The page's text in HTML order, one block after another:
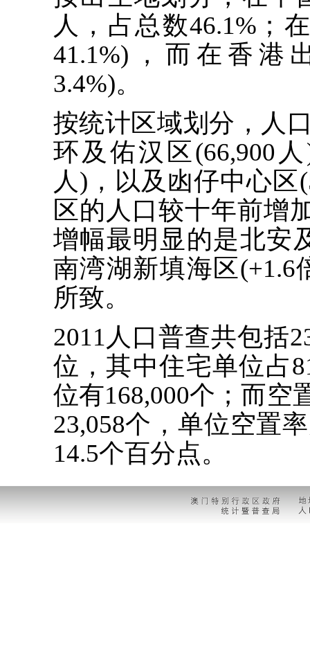
人，占总数46.1%；
41.1%)，而在香港
3.4%)。
按统计区域划分，人
环及佑汉区(66,900
人)，以及凼仔中心区
区的人口较十年前增
增幅最明显的是北安
南湾湖新填海区
所致。
2011人口普查共包括
位，其中住宅单位占
位有168,000个；而空
23,058个，单位空置
14.5个百分点。